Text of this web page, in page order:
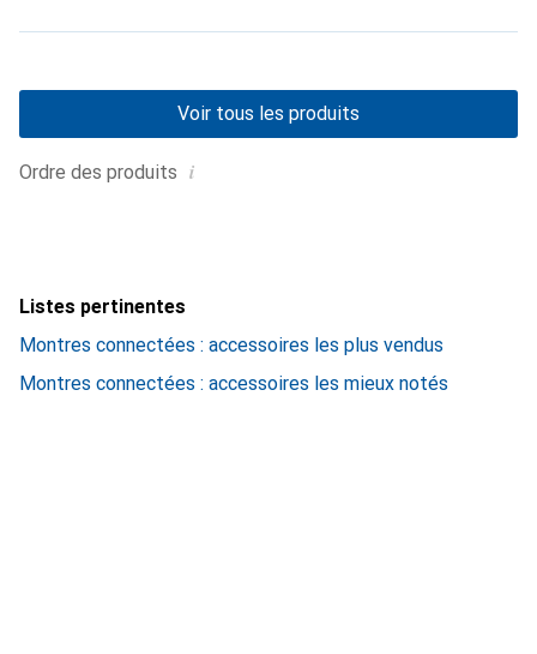
Ordre des produits i
Voir tous les produits
Listes pertinentes
Montres connectées : accessoires les plus vendus
Montres connectées : accessoires les mieux notés